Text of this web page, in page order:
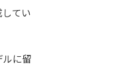
てい
ルに留